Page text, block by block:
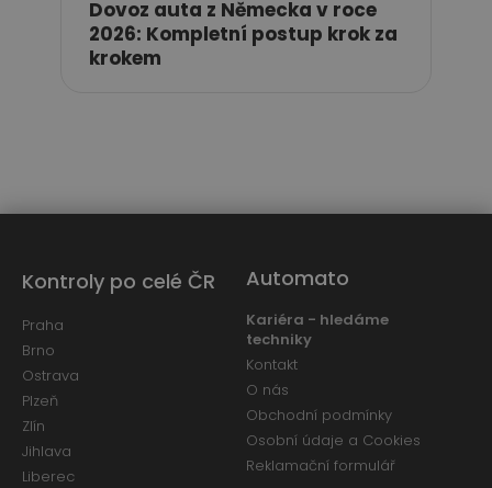
Dovoz auta z Německa v roce
2026: Kompletní postup krok za
krokem
Automato
Kariéra - hledáme
techniky
Kontakt
O nás
Obchodní podmínky
Osobní údaje a Cookies
Reklamační formulář
Kontroly po celé ČR
Praha
Brno
Ostrava
Plzeň
Zlín
Jihlava
Liberec